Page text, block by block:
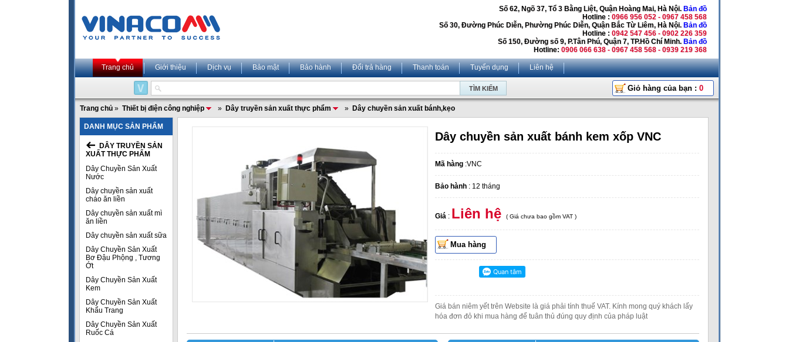
Số 62, Ngõ 37, Tổ 3 Bằng Liệt, Quận Hoàng Mai, Hà Nội. Bản đồ
Hotline : 0966 956 052 - 0967 458 568
Số 30, Đường Phúc Diễn, Phường Phúc Diễn, Quận Bắc Từ Liêm, Hà Nội. Bản đồ
Hotline : 0942 547 456 - 0902 226 359
Số 150, Đường số 9, P.Tân Phú, Quận 7, TP.Hồ Chí Minh. Bản đồ
Hotline: 0906 066 638 - 0967 458 568 - 0939 219 368
Trang chủ Giới thiệu Dịch vụ Bảo mật Bảo hành Đổi trả hàng Thanh toán Tuyển dụng Liên hệ
Giỏ hàng của bạn : 0
Trang chủ » Thiết bị điện công nghiệp » Dây truyền sản xuất thực phẩm » Dây chuyền sản xuất bánh,kẹo
DANH MỤC SẢN PHẨM
DÂY TRUYỀN SẢN
XUẤT THỰC PHẨM
Dây Chuyền Sản Xuất
Nước
Dây chuyền sản xuất
cháo ăn liền
Dây chuyền sản xuất mì
ăn liền
Dây chuyền sản xuất sữa
Dây Chuyền Sản Xuất
Bơ Đậu Phộng , Tương
Ớt
Dây Chuyền Sản Xuất
Kem
Dây Chuyền Sản Xuất
Khẩu Trang
Dây Chuyền Sản Xuất
Ruốc Cá
Dây chuyền sản xuất bánh kem xốp VNC
Mã hàng :VNC
Bảo hành : 12 tháng
Giá : Liên hệ ( Giá chưa bao gồm VAT )
Mua hàng
Giá bán niêm yết trên Website là giá phải tính thuế VAT. Kính mong quý khách lấy
hóa đơn đỏ khi mua hàng để tuân thủ đúng quy định của pháp luật